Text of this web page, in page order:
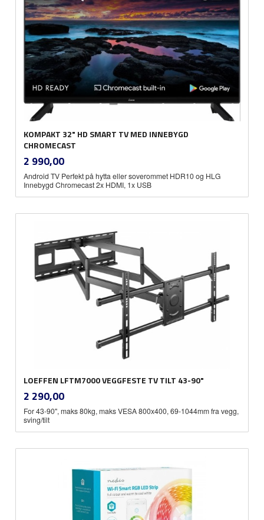
KOMPAKT 32" HD SMART TV MED INNEBYGD
CHROMECAST
Pris
2 990,00mva.
Android TV Perfekt på hytta eller soverommet HDR10 og HLG
Innebygd Chromecast 2x HDMI, 1x USB
LOEFFEN LFTM7000 VEGGFESTE TV TILT 43-90"
Pris
2 290,00mva.
For 43-90", maks 80kg, maks VESA 800x400, 69-1044mm fra vegg,
sving/tilt